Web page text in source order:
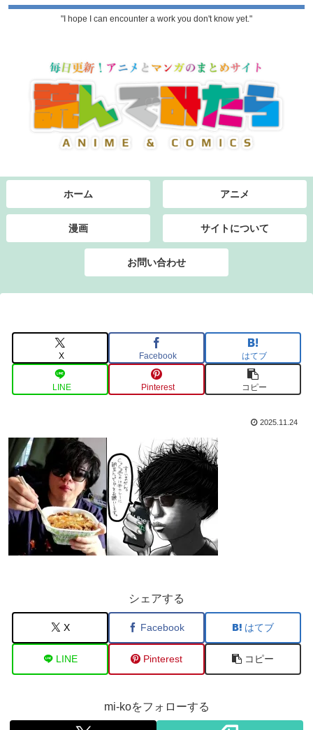
"I hope I can encounter a work you don't know yet."
ホーム アニメ
漫画 サイトについて
お問い合わせ
X Facebook はてブ
LINE Pinterest コピー
2025.11.24
シェアする
X Facebook はてブ
LINE Pinterest コピー
mi-koをフォローする